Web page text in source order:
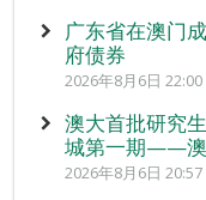
广东省在澳门
府债券
2026年8月6日 22:00
澳大首批研究
城第一期——澳
2026年8月6日 20:57